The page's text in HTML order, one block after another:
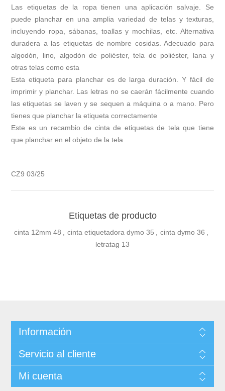
Las etiquetas de la ropa tienen una aplicación salvaje. Se
puede planchar en una amplia variedad de telas y texturas,
incluyendo ropa, sábanas, toallas y mochilas, etc. Alternativa
duradera a las etiquetas de nombre cosidas. Adecuado para
algodón, lino, algodón de poliéster, tela de poliéster, lana y
otras telas como esta
Esta etiqueta para planchar es de larga duración. Y fácil de
imprimir y planchar. Las letras no se caerán fácilmente cuando
las etiquetas se laven y se sequen a máquina o a mano. Pero
tienes que planchar la etiqueta correctamente
Este es un recambio de cinta de etiquetas de tela que tiene
que planchar en el objeto de la tela
CZ9 03/25
Etiquetas de producto
cinta 12mm 48 , cinta etiquetadora dymo 35 , cinta dymo 36 ,
letratag 13
Información
Servicio al cliente
Mi cuenta